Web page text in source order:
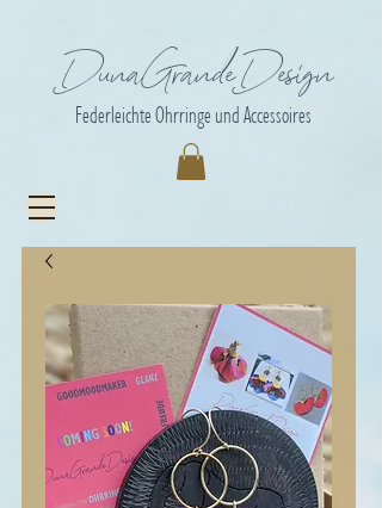
DunaGrandeDesign
Federleichte Ohrringe und Accessoires